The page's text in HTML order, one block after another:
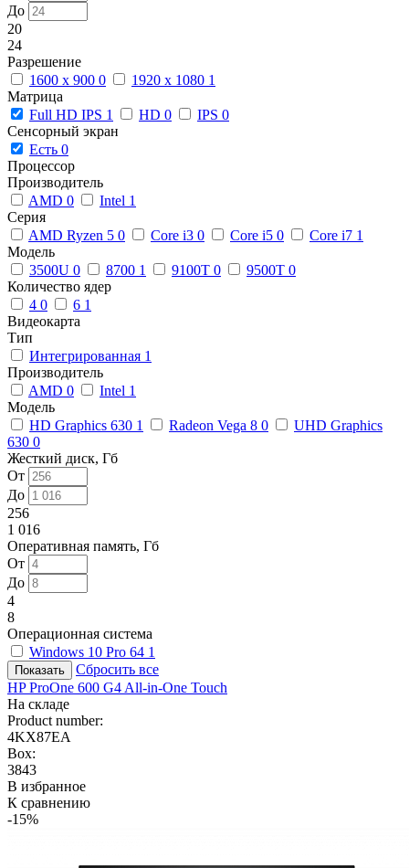
До
20
24
Разрешение
1600 x 900 0 1920 x 1080 1
Матрица
Full HD IPS 1 HD 0 IPS 0
Сенсорный экран
Есть 0
Процессор
Производитель
AMD 0 Intel 1
Серия
AMD Ryzen 5 0 Core i3 0 Core i5 0 Core i7 1
Модель
3500U 0 8700 1 9100T 0 9500T 0
Количество ядер
4 0 6 1
Видеокарта
Тип
Интегрированная 1
Производитель
AMD 0 Intel 1
Модель
HD Graphics 630 1 Radeon Vega 8 0
UHD Graphics
630 0
Жесткий диск, Гб
От
До
256
1 016
Оперативная память, Гб
От
До
4
8
Операционная система
Windows 10 Pro 64 1
Сбросить все
HP ProOne 600 G4 All-in-One Touch
На складе
Product number:
4KX87EA
Box:
3843
В избранное
К сравнению
-15%